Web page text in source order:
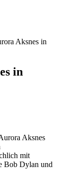
Aksnes in
in
Aksnes
mit
Bob Dylan und